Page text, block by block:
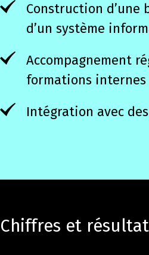
Construction d’une
d’un système
Accompagnement
formations internes
Intégration avec
Chiffres et